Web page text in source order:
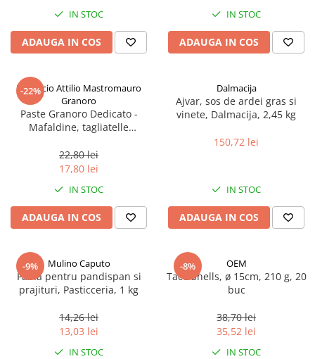
Spania / Cipru / Africa
Sare de mare din Oceanele Pacific
Sare de mare naturala din
Portugalia
Sare de roca
Sare marina
Specialitati din ulei
Terine si placinte
Uleiuri Premium
Uleiuri speciale/presate la rece
Ulei de masline extravirgin
Ulei Gegenbauer
Ulei Huilerie Beaujolaise
Prajitore paine
Gratare
Cesti, boluri, vesela
IN STOC
ADAUGA IN COS
IN STOC
ADAUGA IN COS
-22%
Pastificio Attilio Mastromauro
Granoro
Paste Granoro Dedicato -
Mafaldine, tagliatelle
22,80 lei
17,80 lei
IN STOC
ADAUGA IN COS
Dalmacija
Ajvar, sos de ardei gras si
vinete, Dalmacija, 2,45 kg
150,72 lei
IN STOC
ADAUGA IN COS
-9% Mulino Caputo
Faina pentru pandispan si
prajituri, Pasticceria, 1 kg
14,26 lei
13,03 lei
IN STOC
-8% OEM
Taco Shells, ø 15cm, 210 g, 20
buc
38,70 lei
35,52 lei
IN STOC